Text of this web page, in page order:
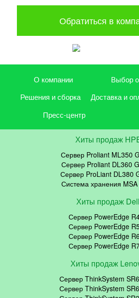
Обратиться в
О компании
Выбор
Решения и сборка
Доставка и
Пресс-центр
Хиты продаж
Сервер Proliant ML350
Сервер Proliant DL360
Сервер ProLiant DL380
Система хранения
Хиты продаж Dell
Сервер PowerEdge
Сервер PowerEdge
Сервер PowerEdge
Сервер PowerEdge
Хиты продаж
Сервер ThinkSystem
Сервер ThinkSystem